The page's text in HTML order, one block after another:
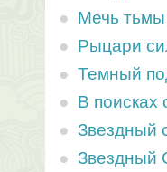
Мечь
Рыцари
Темный
В поисках
Звездный
Звездный